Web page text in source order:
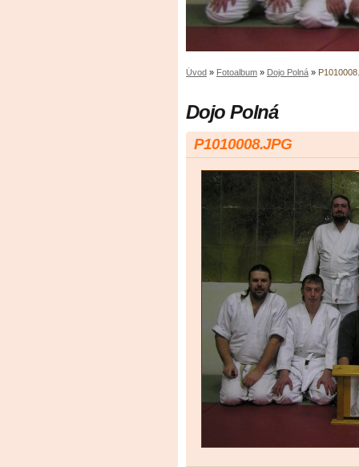
Úvod » Fotoalbum » Dojo Polná »
Dojo Polná
P1010008.JPG